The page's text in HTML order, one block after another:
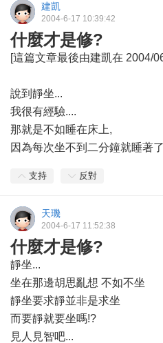
建凱
2004-6-17 10:39:42
什麼才是修?
[這篇文章最後由建凱在 2004/
說到靜坐...
我很有經驗....
那就是不如睡在床上,
因為每次坐不到二分鐘就睡著
支持 反對
天璣
2004-6-17 11:52:38
什麼才是修?
靜坐...
坐在那邊胡思亂想 不如不坐
靜坐要求靜並非是求坐
而要靜就要坐嗎!?
見人見智吧...